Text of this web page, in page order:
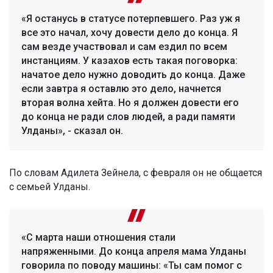
«Я останусь в статусе потерпевшего. Раз уж я
все это начал, хочу довести дело до конца. Я
сам везде участвовал и сам ездил по всем
инстанциям. У казахов есть такая поговорка:
начатое дело нужно доводить до конца. Даже
если завтра я оставлю это дело, начнется
вторая волна хейта. Но я должен довести его
до конца не ради слов людей, а ради памяти
Улданы», - сказал он.
По словам Адилета Зейнела, с февраля он не общается
с семьей Улданы.
«С марта наши отношения стали
напряженными. До конца апреля мама Улданы
говорила по поводу машины: «Ты сам помог с